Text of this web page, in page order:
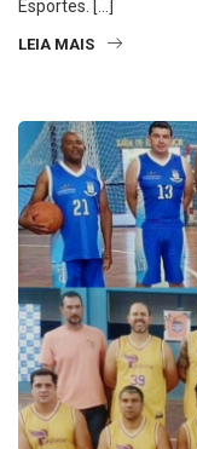
Esportes. […]
LEIA MAIS